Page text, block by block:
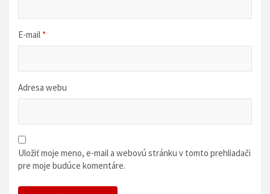
E-mail *
Adresa webu
Uložiť moje meno, e-mail a webovú stránku v tomto prehliadači
pre moje budúce komentáre.